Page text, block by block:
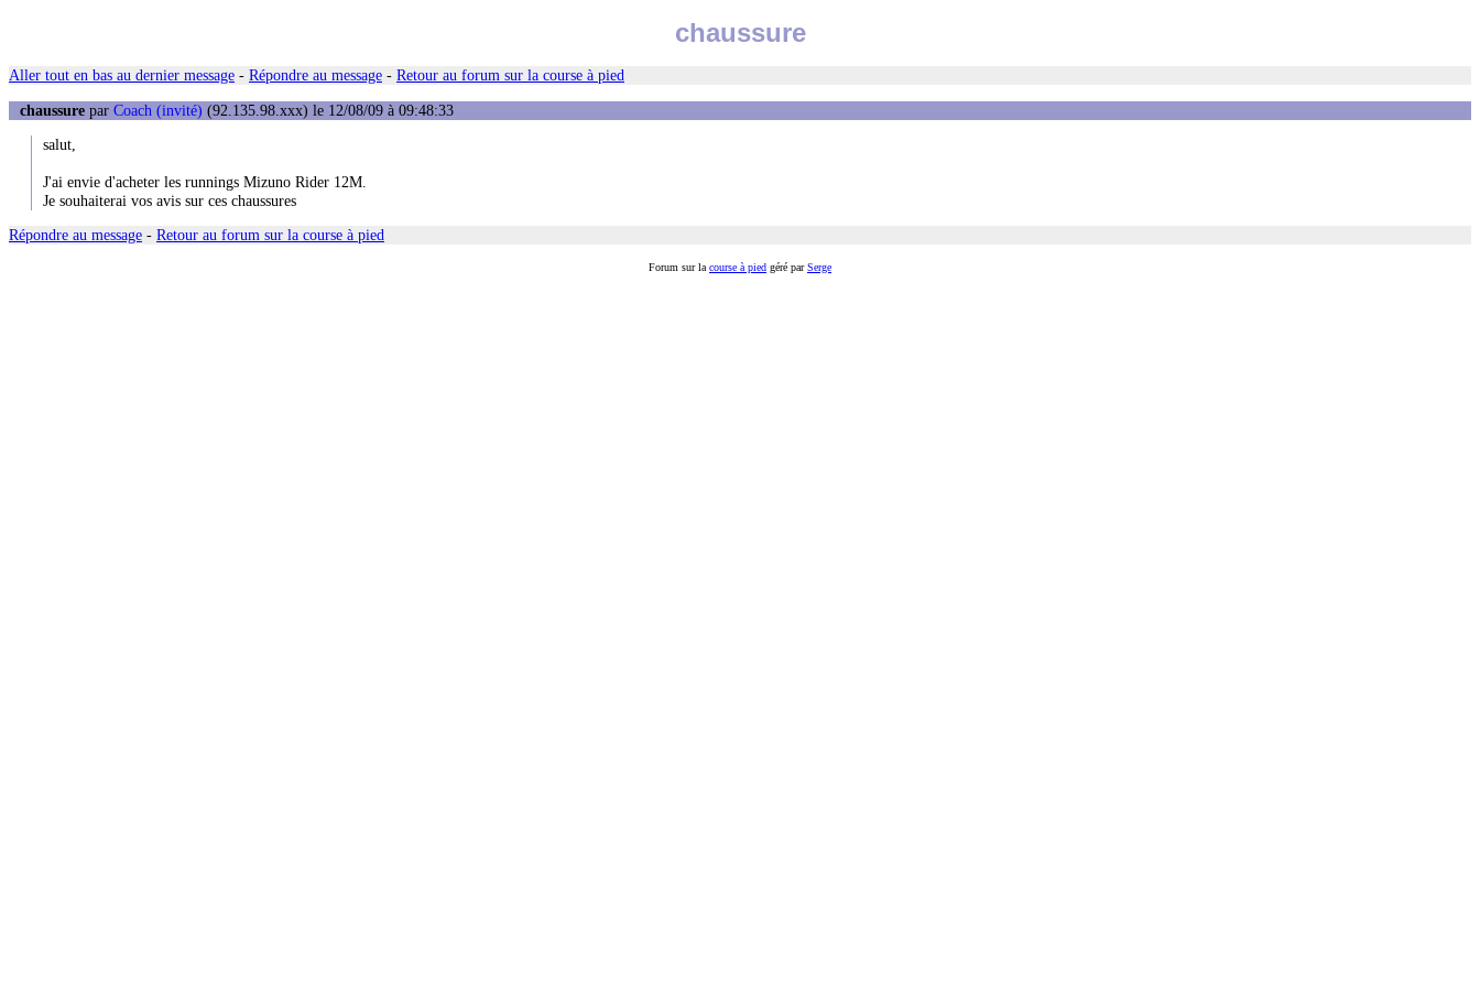
chaussure
Aller tout en bas au dernier message - Répondre au message - Retour au forum sur la course à pied
chaussure par Coach (invité) (92.135.98.xxx) le 12/08/09 à 09:48:33
salut,
J'ai envie d'acheter les runnings Mizuno Rider 12M.
Je souhaiterai vos avis sur ces chaussures
Répondre au message - Retour au forum sur la course à pied
Forum sur la course à pied géré parSerge